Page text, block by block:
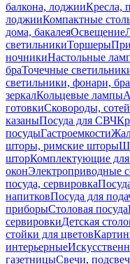
балкона, лоджииКресла,
лоджииКомпактные
дома, бакалеяОсвещение
светильникиТоршеры
ночникиНастольные
браТочечные
светильники, фонари, бра
зеркалКольцевые лампы
готовкиСковороды,
казаныПосуда для СВЧ
посудыГастроемкости
шторы, римские шторы
шторКомплектующие
оконЭлектроприводные
посуда, сервировка
напитковПосуда для
приборыСтоловая посуда
сервировкиДетская
стойки для цветов
интерьерные
газетницыСвечи,